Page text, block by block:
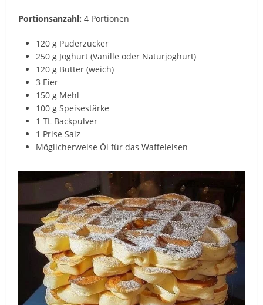
Portionsanzahl: 4 Portionen
120 g Puderzucker
250 g Joghurt (Vanille oder Naturjoghurt)
120 g Butter (weich)
3 Eier
150 g Mehl
100 g Speisestärke
1 TL Backpulver
1 Prise Salz
Möglicherweise Öl für das Waffeleisen